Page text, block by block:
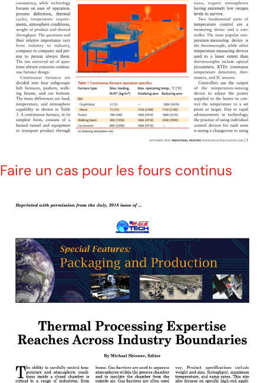
Faire un cas pour les fours continus